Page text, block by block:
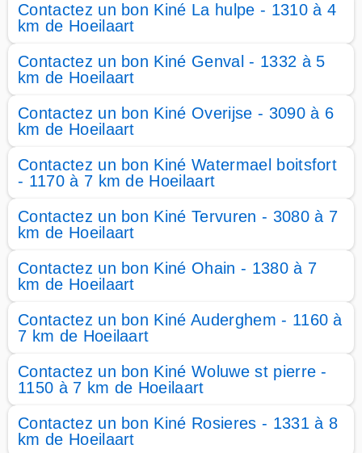
Contactez un bon Kiné La hulpe - 1310 à 4
km de Hoeilaart
Contactez un bon Kiné Genval - 1332 à 5
km de Hoeilaart
Contactez un bon Kiné Overijse - 3090 à 6
km de Hoeilaart
Contactez un bon Kiné Watermael boitsfort
- 1170 à 7 km de Hoeilaart
Contactez un bon Kiné Tervuren - 3080 à 7
km de Hoeilaart
Contactez un bon Kiné Ohain - 1380 à 7
km de Hoeilaart
Contactez un bon Kiné Auderghem - 1160 à
7 km de Hoeilaart
Contactez un bon Kiné Woluwe st pierre -
1150 à 7 km de Hoeilaart
Contactez un bon Kiné Rosieres - 1331 à 8
km de Hoeilaart